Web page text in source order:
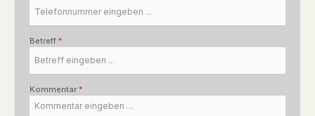
Betreff *
Kommentar *